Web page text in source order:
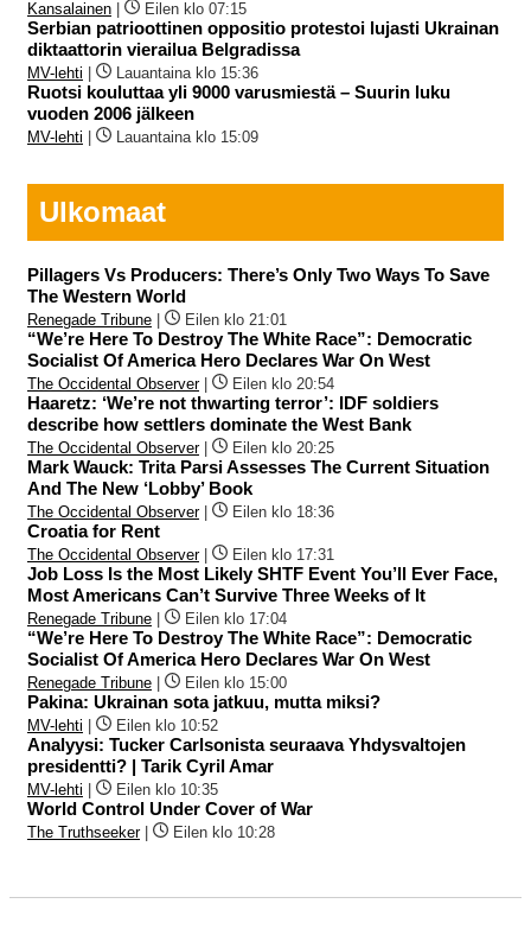
Kansalainen Eilen klo 07:15
Serbian patrioottinen oppositio protestoi lujasti Ukrainan
diktaattorin vierailua Belgradissa
MV-lehti Lauantaina klo 15:36
Ruotsi kouluttaa yli 9000 varusmiestä – Suurin luku
vuoden 2006 jälkeen
MV-lehti Lauantaina klo 15:09
Ulkomaat
Pillagers Vs Producers: There’s Only Two Ways To Save
The Western World
Renegade Tribune Eilen klo 21:01
“We’re Here To Destroy The White Race”: Democratic
Socialist Of America Hero Declares War On West
The Occidental Observer| Eilen klo 20:54
Haaretz: ‘We’re not thwarting terror’: IDF soldiers
describe how settlers dominate the West Bank
The Occidental Observer| Eilen klo 20:25
Mark Wauck: Trita Parsi Assesses The Current Situation
And The New ‘Lobby’ Book
The Occidental Observer| Eilen klo 18:36
Croatia for Rent
The Occidental Observer| Eilen klo 17:31
Job Loss Is the Most Likely SHTF Event You’ll Ever Face,
Most Americans Can’t Survive Three Weeks of It
Renegade Tribune Eilen klo 17:04
“We’re Here To Destroy The White Race”: Democratic
Socialist Of America Hero Declares War On West
Renegade Tribune Eilen klo 15:00
Pakina: Ukrainan sota jatkuu, mutta miksi?
MV-lehti Eilen klo 10:52
Analyysi: Tucker Carlsonista seuraava Yhdysvaltojen
presidentti? | Tarik Cyril Amar
MV-lehti Eilen klo 10:35
World Control Under Cover of War
The Truthseeker| Eilen klo 10:28